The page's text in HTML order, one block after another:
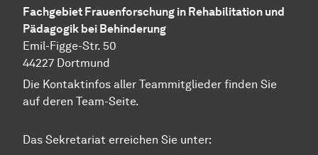
Fachgebiet Frauenforschung in Rehabilitation und
Pädagogik bei Behinderung
Emil-Figge-Str. 50
44227 Dortmund
Die Kontaktinfos aller Teammitglieder finden Sie
auf deren Team-Seite.
Das Sekretariat erreichen Sie unter: